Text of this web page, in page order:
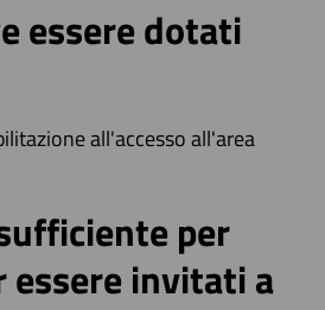
essere dotati
all'accesso all'area
per
essere invitati a